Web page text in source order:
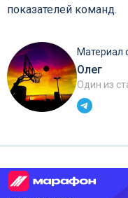
показателей команд.
Материал
Олег
Один из